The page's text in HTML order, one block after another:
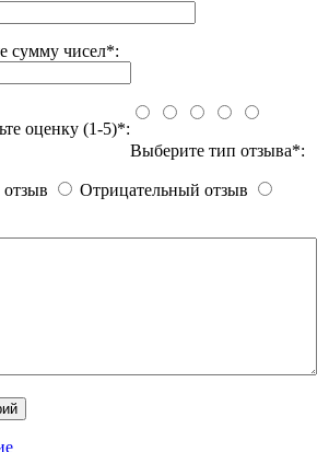
сумму чисел*:
оценку (1-5)*:
Выберите тип отзыва*:
Отрицательный отзыв